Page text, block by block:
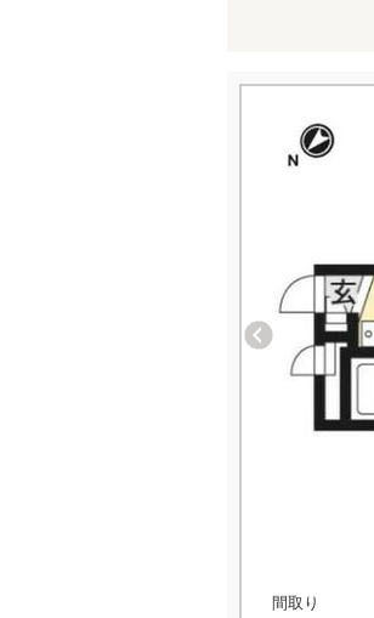
間取り